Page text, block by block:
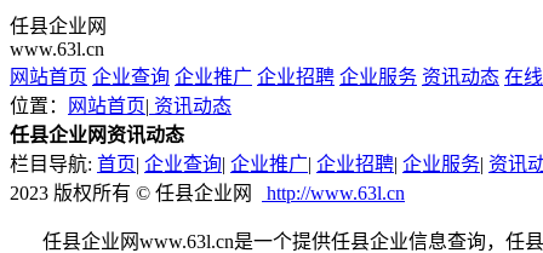
任县企业网
www.63l.cn
网站首页 企业查询 企业推广 企业招聘 企业服务 资讯动态 在
位置：
网站首页| 资讯动态
任县企业网资讯动态
栏目导航: 首页| 企业查询| 企业推广| 企业招聘| 企业服务| 资讯
2023 版权所有 © 任县企业网
http://www.63l.cn
任县企业网www.63l.cn是一个提供任县企业信息查询，任